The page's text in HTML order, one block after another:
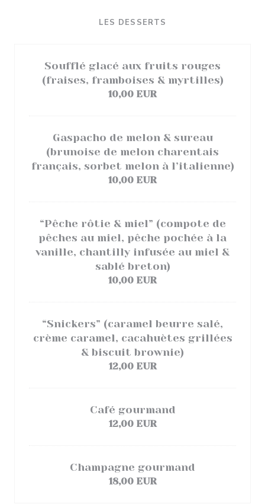
LES DESSERTS
Soufflé glacé aux fruits rouges
(fraises, framboises & myrtilles)
10,00 EUR
Gaspacho de melon & sureau
(brunoise de melon charentais
français, sorbet melon à l’italienne)
10,00 EUR
“Pêche rôtie & miel” (compote de
pêches au miel, pêche pochée à la
vanille, chantilly infusée au miel &
sablé breton)
10,00 EUR
“Snickers” (caramel beurre salé,
crème caramel, cacahuètes grillées
& biscuit brownie)
12,00 EUR
Café gourmand
12,00 EUR
Champagne gourmand
18,00 EUR